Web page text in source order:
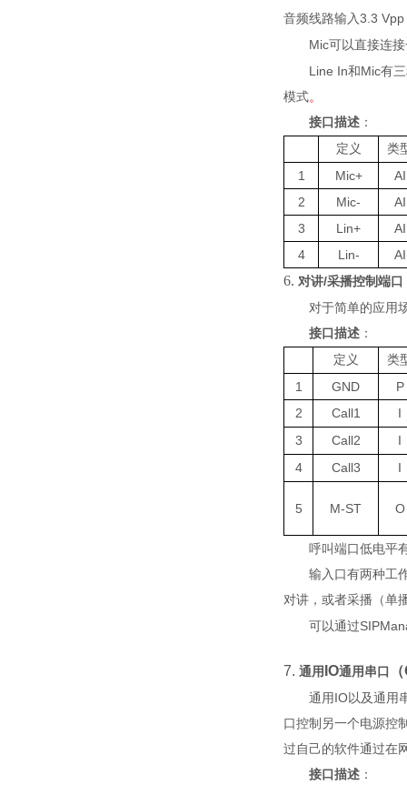
音频线路输入3.3 Vpp
Mic可以直接连
L ine In和 Mic有
模式。
接口描述 ：
定义
类
1 Mic+
AI
2
Mic-
AI
3
Lin+
AI
4
Lin- AI
6. 对讲/采播控制 端口
对于简单的应用
接口描述 ：
定义
类
1 GND
P
2
Call1
I
3
Call2
I
4
Call3 I
5 M-ST O
呼叫端口低电平
输入口有两种工
对讲，或者采播（单
可以通过
7. 通用 IO通用串口 （
通用 IO以及通用
口控制另一个电源控
过自己的软件通过在
接口描述 ：